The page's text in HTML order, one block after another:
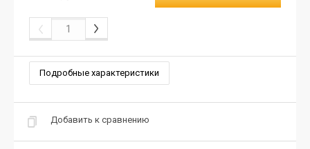
Подробные характеристики
Добавить к сравнению